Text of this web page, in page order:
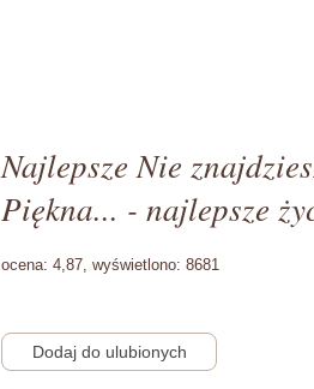
Najlepsze Nie
Piękna... - najlepsze
ocena: 4,87, wyświetlono: 8681